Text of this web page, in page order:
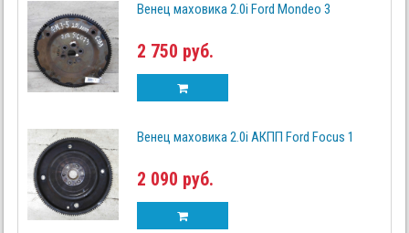
Венец маховика 2.0i Ford Mondeo 3
2 750 руб.
Венец маховика 2.0i АКПП Ford Focus 1
2 090 руб.